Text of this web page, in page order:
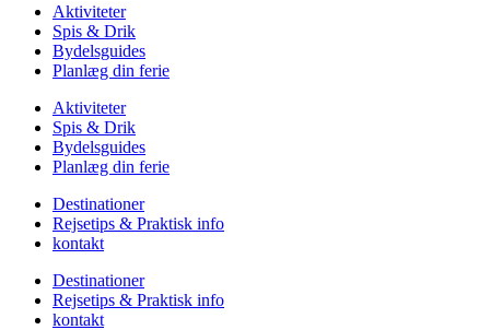
Aktiviteter
Spis & Drik
Bydelsguides
Planlæg din ferie
Aktiviteter
Spis & Drik
Bydelsguides
Planlæg din ferie
Destinationer
Rejsetips & Praktisk info
kontakt
Destinationer
Rejsetips & Praktisk info
kontakt